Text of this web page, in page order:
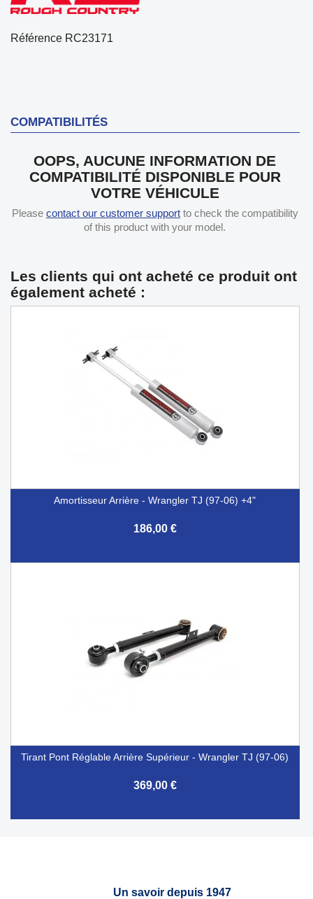
Référence RC23171
COMPATIBILITÉS
OOPS, AUCUNE INFORMATION DE
COMPATIBILITÉ DISPONIBLE POUR
VOTRE VÉHICULE
Please contact our customer supportto check the compatibility
of this product with your model.
Les clients qui ont acheté ce produit ont
également acheté :
Amortisseur Arrière - Wrangler TJ (97-06) +4"
186,00 €
Tirant Pont Réglable Arrière Supérieur - Wrangler TJ (97-06)
369,00 €
Un savoir depuis 1947